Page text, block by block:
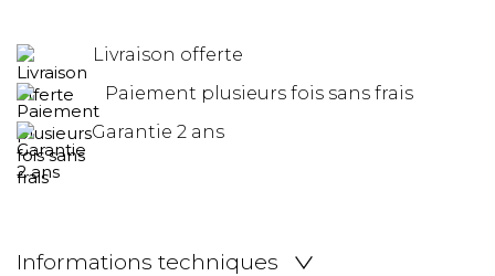
Livraison offerte
Paiement plusieurs fois sans frais
Garantie 2 ans
Informations techniques